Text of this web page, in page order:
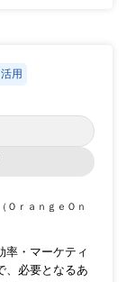
用
（ＯｒａｎｇｅＯｎ
率・マーケティ
、必要となるあ